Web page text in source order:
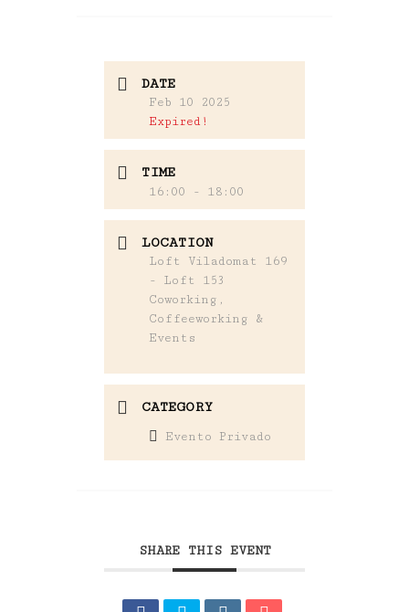
DATE
Feb 10 2025
Expired!
TIME
16:00 - 18:00
LOCATION
Loft Viladomat 169
- Loft 153
Coworking,
Coffeeworking &
Events
CATEGORY
Evento Privado
SHARE THIS EVENT